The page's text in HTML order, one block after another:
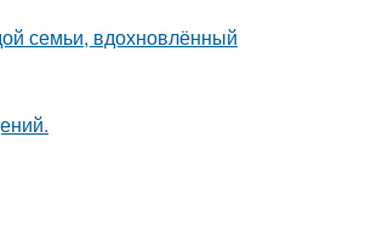
семьи, вдохновлённый